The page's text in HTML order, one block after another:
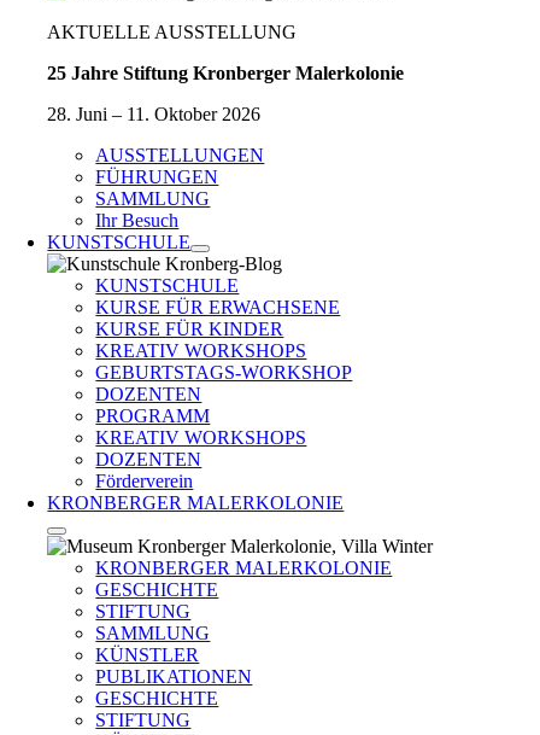
AKTUELLE AUSSTELLUNG
25 Jahre Stiftung Kronberger Malerkolonie
28. Juni – 11. Oktober 2026
AUSSTELLUNGEN
FÜHRUNGEN
SAMMLUNG
Ihr Besuch
KUNSTSCHULE
KUNSTSCHULE
KURSE FÜR ERWACHSENE
KURSE FÜR KINDER
KREATIV WORKSHOPS
GEBURTSTAGS-WORKSHOP
DOZENTEN
PROGRAMM
KREATIV WORKSHOPS
DOZENTEN
Förderverein
KRONBERGER MALERKOLONIE
KRONBERGER MALERKOLONIE
GESCHICHTE
STIFTUNG
SAMMLUNG
KÜNSTLER
PUBLIKATIONEN
GESCHICHTE
STIFTUNG